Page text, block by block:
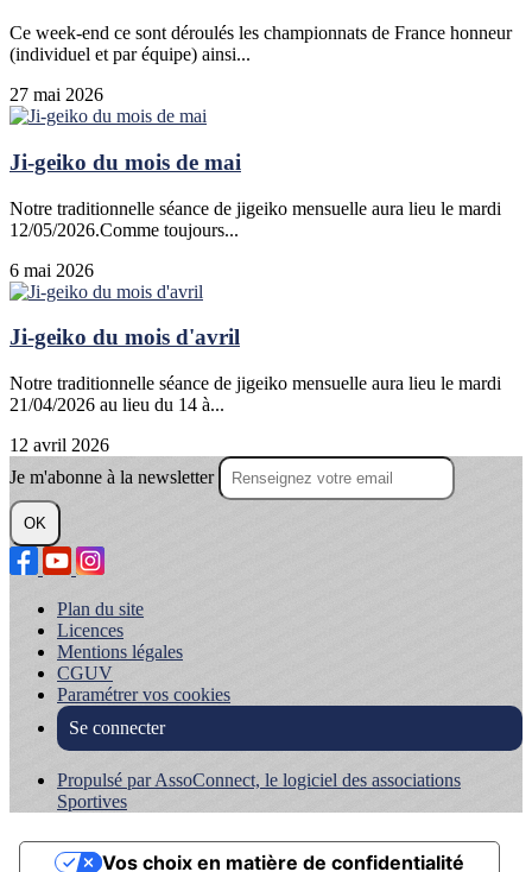
Ce week-end ce sont déroulés les championnats de France honneur
(individuel et par équipe) ainsi...
27 mai 2026
Ji-geiko du mois de mai
Notre traditionnelle séance de jigeiko mensuelle aura lieu le mardi
12/05/2026.Comme toujours...
6 mai 2026
Ji-geiko du mois d'avril
Notre traditionnelle séance de jigeiko mensuelle aura lieu le mardi
21/04/2026 au lieu du 14 à...
12 avril 2026
Je m'abonne à la newsletter
OK
Plan du site
Licences
Mentions légales
CGUV
Paramétrer vos cookies
Se connecter
Propulsé par AssoConnect, le logiciel des associations
Sportives
Vos choix en matière de confidentialité